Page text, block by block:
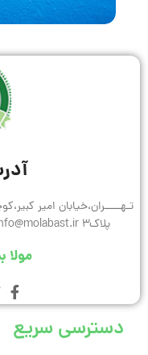
پلاک3 info@molabast.ir تلفن : 09126700240 02133979335
مولا
دسترسی سریع